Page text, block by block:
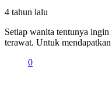
4 tahun lalu
Setiap wanita tentunya
terawat. Untuk
0